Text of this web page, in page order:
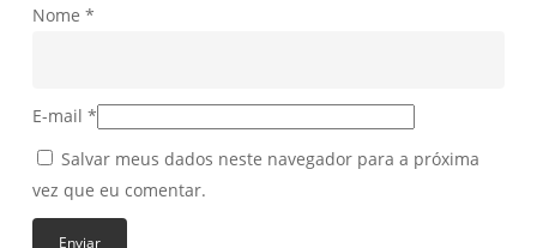
Nome *
E-mail *
Salvar meus dados neste navegador para a próxima
vez que eu comentar.